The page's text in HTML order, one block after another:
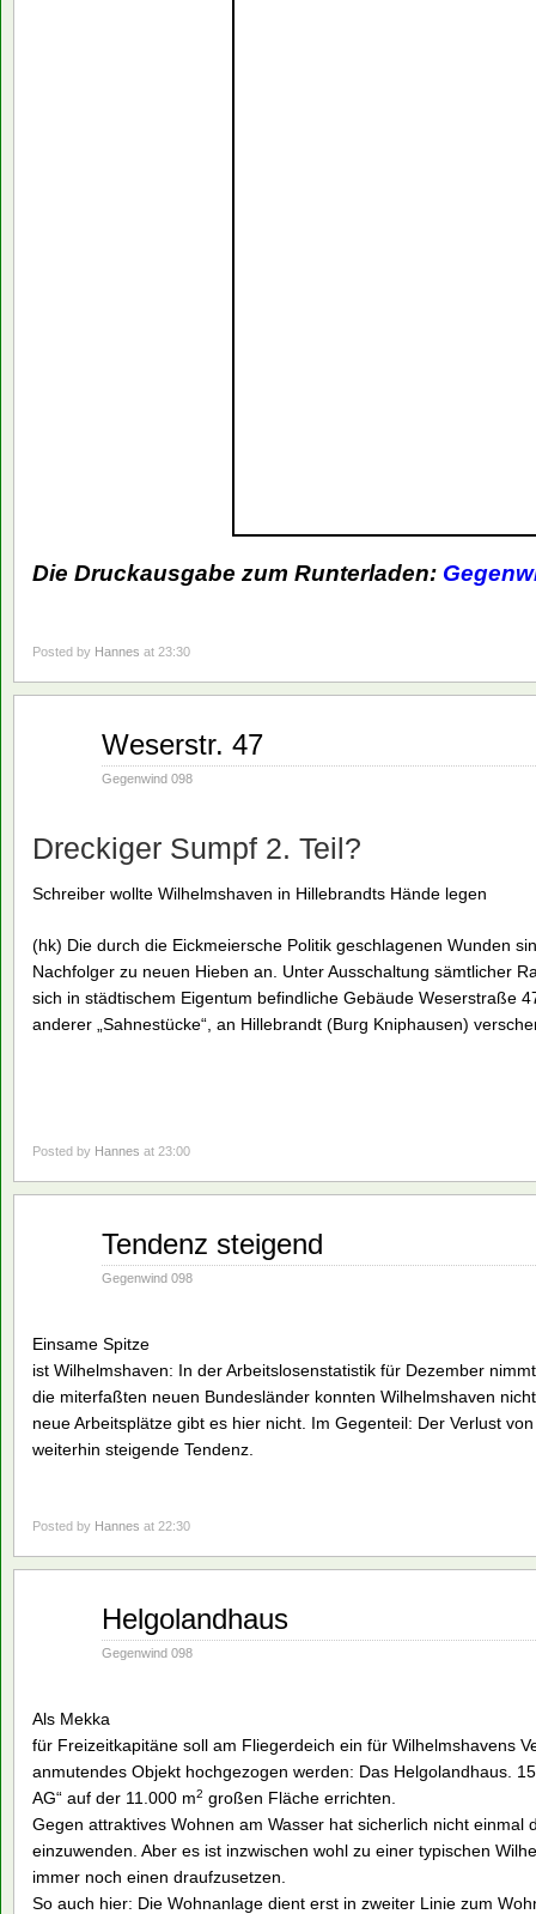
Die Druckausgabe zum Runterladen:
Posted by Hannes at 23:30
Weserstr. 47
Gegenwind 098
Dreckiger Sumpf 2. Teil?
Schreiber wollte Wilhelmshaven in Hillebrandts Hände legen
(hk) Die durch die Eickmeiersche Politik geschlagenen Wunden
Nachfolger zu neuen Hieben an. Unter Ausschaltung sämtlicher
sich in städtischem Eigentum befindliche Gebäude Weserstraße
anderer „Sahnestücke“, an Hillebrandt (Burg Kniphausen)
Posted by Hannes at 23:00
Tendenz steigend
Gegenwind 098
Einsame Spitze
ist Wilhelmshaven: In der Arbeitslosenstatistik für Dezember
die miterfaßten neuen Bundesländer konnten Wilhelmshaven
neue Arbeitsplätze gibt es hier nicht. Im Gegenteil: Der Verlust
weiterhin steigende Tendenz.
Posted by Hannes at 22:30
Helgolandhaus
Gegenwind 098
Als Mekka
für Freizeitkapitäne soll am Fliegerdeich ein für Wilhelmshavens
anmutendes Objekt hochgezogen werden: Das Helgolandhaus.
AG“ auf der 11.000 m2 großen Fläche errichten.
Gegen attraktives Wohnen am Wasser hat sicherlich nicht einmal
einzuwenden. Aber es ist inzwischen wohl zu einer typischen
immer noch einen draufzusetzen.
So auch hier: Die Wohnanlage dient erst in zweiter Linie zum